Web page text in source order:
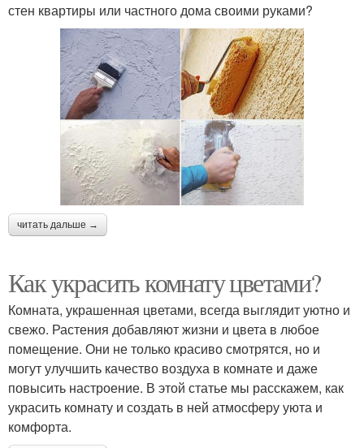
стен квартиры или частного дома своими руками?
читать дальше →
Как украсить комнату цветами?
Комната, украшенная цветами, всегда выглядит уютно и
свежо. Растения добавляют жизни и цвета в любое
помещение. Они не только красиво смотрятся, но и
могут улучшить качество воздуха в комнате и даже
повысить настроение. В этой статье мы расскажем, как
украсить комнату и создать в ней атмосферу уюта и
комфорта.